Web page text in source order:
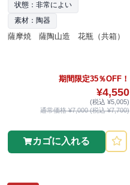
状態：非常によい
素材：陶器
薩摩焼 薩陶山造 花瓶（共箱）
期間限定35％OFF！
¥4,550
(税込 ¥5,005)
通常価格 ¥7,000 (税込 ¥7,700)
カゴに入れる